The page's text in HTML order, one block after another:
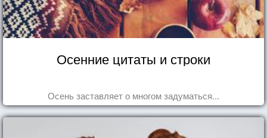
Осенние цитаты и строки
Осень заставляет о многом задуматься...